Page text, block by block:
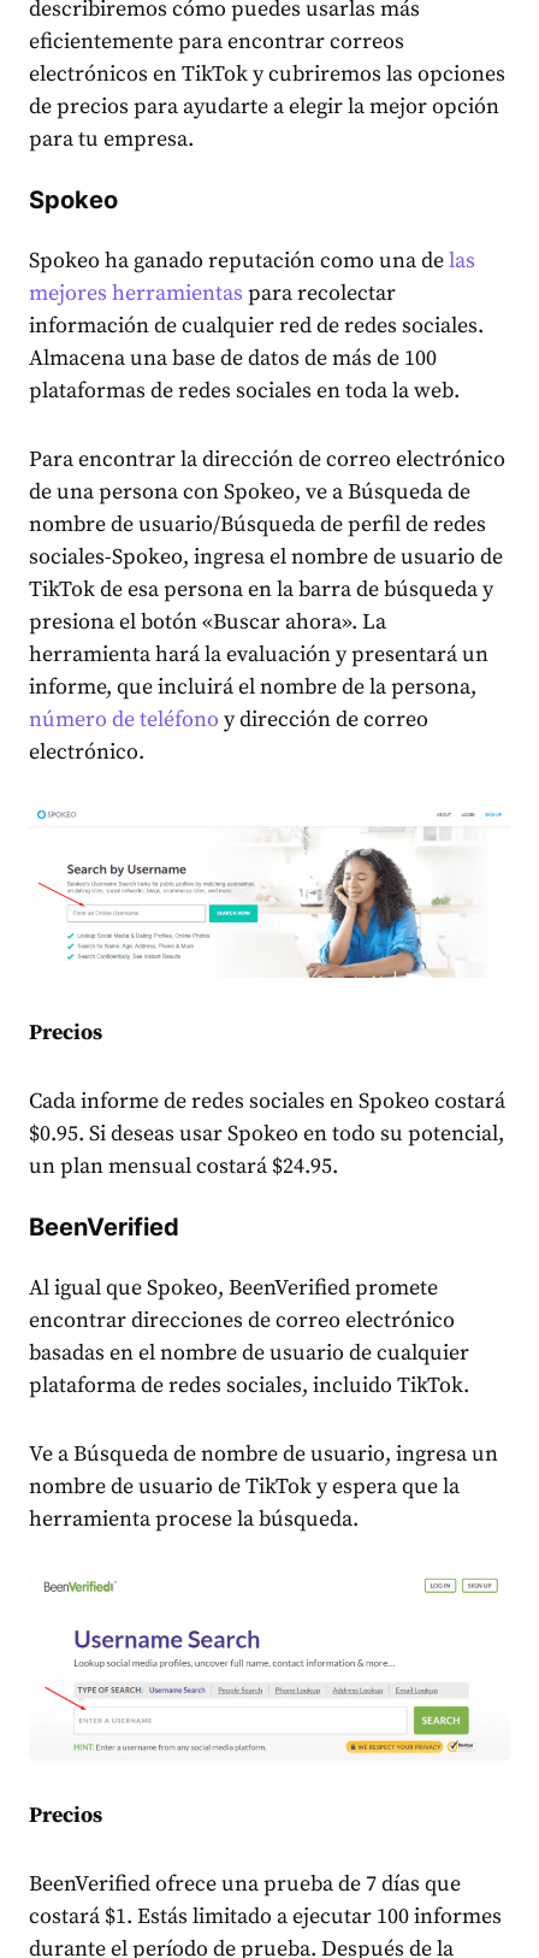
describiremos cómo puedes usarlas más
eficientemente para encontrar correos
electrónicos en TikTok y cubriremos las opciones
de precios para ayudarte a elegir la mejor opción
para tu empresa.
Spokeo
Spokeo ha ganado reputación como una delas
mejores herramientas para recolectar
información de cualquier red de redes sociales.
Almacena una base de datos de más de 100
plataformas de redes sociales en toda la web.
Para encontrar la dirección de correo electrónico
de una persona con Spokeo, ve a Búsqueda de
nombre de usuario/Búsqueda de perfil de redes
sociales-Spokeo, ingresa el nombre de usuario de
TikTok de esa persona en la barra de búsqueda y
presiona el botón «Buscar ahora». La
herramienta hará la evaluación y presentará un
informe, que incluirá el nombre de la persona,
número de teléfono y dirección de correo
electrónico.
Precios
Cada informe de redes sociales en Spokeo costará
$0.95. Si deseas usar Spokeo en todo su potencial,
un plan mensual costará $24.95.
BeenVerified
Al igual que Spokeo, BeenVerified promete
encontrar direcciones de correo electrónico
basadas en el nombre de usuario de cualquier
plataforma de redes sociales, incluido TikTok.
Ve a Búsqueda de nombre de usuario, ingresa un
nombre de usuario de TikTok y espera que la
herramienta procese la búsqueda.
Precios
BeenVerified ofrece una prueba de 7 días que
costará $1. Estás limitado a ejecutar 100 informes
durante el período de prueba. Después de la